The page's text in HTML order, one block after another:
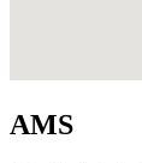
AMS